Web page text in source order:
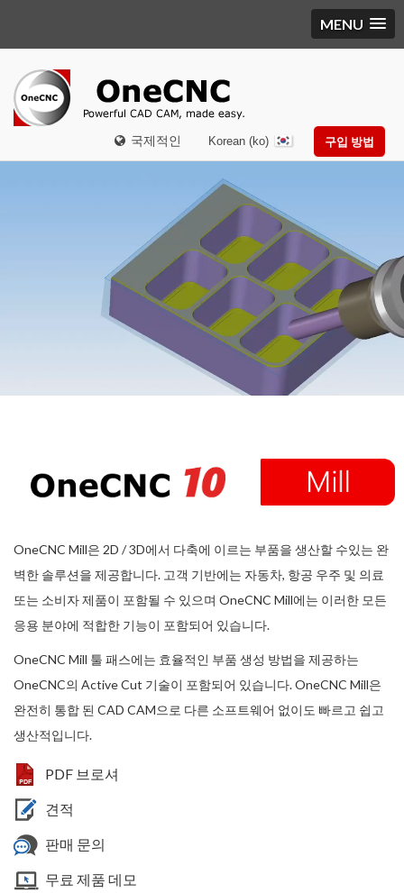
MENU
국제적인 구입 방법
Korean (ko)
OneCNC Mill은 2D / 3D에서 다축에 이르는 부품을 생산할 수있는 완
벽한 솔루션을 제공합니다. 고객 기반에는 자동차, 항공 우주 및 의료
또는 소비자 제품이 포함될 수 있으며 OneCNC Mill에는 이러한 모든
응용 분야에 적합한 기능이 포함되어 있습니다.
OneCNC Mill 툴 패스에는 효율적인 부품 생성 방법을 제공하는
OneCNC의 Active Cut 기술이 포함되어 있습니다. OneCNC Mill은
완전히 통합 된 CAD CAM으로 다른 소프트웨어 없이도 빠르고 쉽고
생산적입니다.
PDF 브로셔
견적
판매 문의
무료 제품 데모